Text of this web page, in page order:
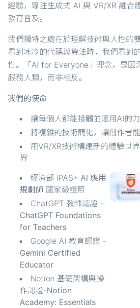
經驗，專注生成式 AI 與 VR/XR 融合
教育普及。
我們獨特之處在於理解技術與人性的
看到冰冷的代碼與算法時，我們看到
性。「AI for Everyone」理念，是因
服務人類，而非相反。
我們的使命
讓每個人都能接觸並運用AI的
將複雜的技術簡化，讓創作者
用VR/XR技術構建新的體驗世
界
經濟部 iPAS+ AI 應用
規劃師 國家級證照
ChatGPT 教師認證 -
ChatGPT Foundations
for Teachers
Google AI 教育認證 -
Gemini Certified
Educator
Notion 基礎架構與操
作認證-Notion
Academy: Essentials